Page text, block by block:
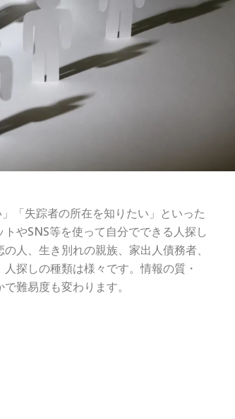
「失踪者の所在を知りたい」といった
やSNS等を使って自分でできる人探し
人、生き別れの親族、家出人債務者、
探しの種類は様々です。情報の質・
難易度も変わります。